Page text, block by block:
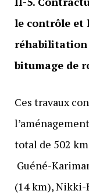
le contrôle et
réhabilitation
bitumage de
Ces travaux
total de 502
Guéné-
(14 km), Nikki-